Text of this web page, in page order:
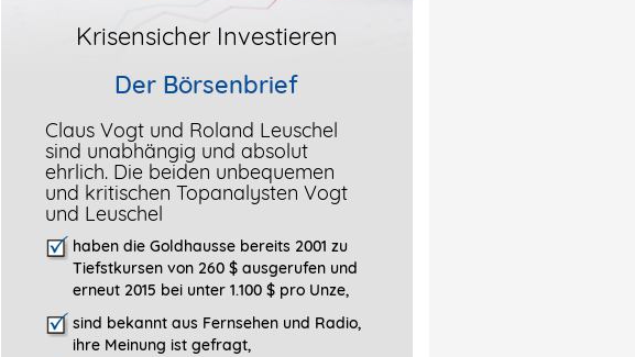
Krisensicher Investieren
Der Börsenbrief
Claus Vogt und Roland Leuschel
sind unabhängig und absolut
ehrlich. Die beiden unbequemen
und kritischen Topanalysten Vogt
und Leuschel
haben die Goldhausse bereits 2001 zu
Tiefstkursen von 260 $ ausgerufen und
erneut 2015 bei unter 1.100 $ pro Unze,
sind bekannt aus Fernsehen und Radio,
ihre Meinung ist gefragt,